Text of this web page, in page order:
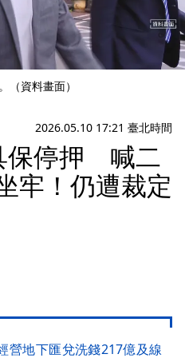
（資料畫面）
2026.05.10 17:21 臺北時間
保停押 喊二
牢！仍遭裁定
營地下匯兌洗錢217億及線